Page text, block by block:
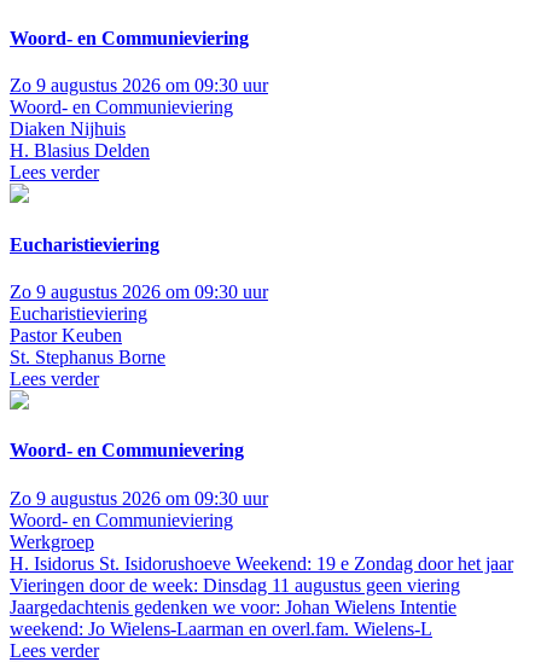
Woord- en Communieviering
Zo 9 augustus 2026 om 09:30 uur
Woord- en Communieviering
Diaken Nijhuis
H. Blasius Delden
Lees verder
Eucharistieviering
Zo 9 augustus 2026 om 09:30 uur
Eucharistieviering
Pastor Keuben
St. Stephanus Borne
Lees verder
Woord- en Communievering
Zo 9 augustus 2026 om 09:30 uur
Woord- en Communieviering
Werkgroep
H. Isidorus St. Isidorushoeve Weekend: 19 e Zondag door het jaar
Vieringen door de week: Dinsdag 11 augustus geen viering
Jaargedachtenis gedenken we voor: Johan Wielens Intentie
weekend: Jo Wielens-Laarman en overl.fam. Wielens-L
Lees verder